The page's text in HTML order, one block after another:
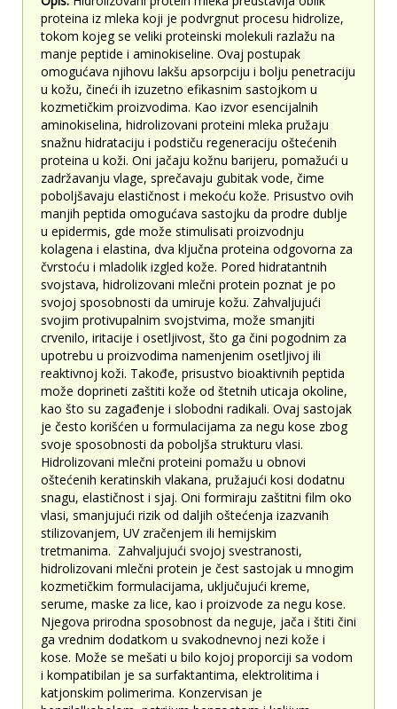
proteina iz mleka koji je podvrgnut procesu hidrolize,
tokom kojeg se veliki proteinski molekuli razlažu na
manje peptide i aminokiseline. Ovaj postupak
omogućava njihovu lakšu apsorpciju i bolju penetraciju
u kožu, čineći ih izuzetno efikasnim sastojkom u
kozmetičkim proizvodima. Kao izvor esencijalnih
aminokiselina, hidrolizovani proteini mleka pružaju
snažnu hidrataciju i podstiču regeneraciju oštećenih
proteina u koži. Oni jačaju kožnu barijeru, pomažući u
zadržavanju vlage, sprečavaju gubitak vode, čime
poboljšavaju elastičnost i mekoću kože. Prisustvo ovih
manjih peptida omogućava sastojku da prodre dublje
u epidermis, gde može stimulisati proizvodnju
kolagena i elastina, dva ključna proteina odgovorna za
čvrstoću i mladolik izgled kože. Pored hidratantnih
svojstava, hidrolizovani mlečni protein poznat je po
svojoj sposobnosti da umiruje kožu. Zahvaljujući
svojim protivupalnim svojstvima, može smanjiti
crvenilo, iritacije i osetljivost, što ga čini pogodnim za
upotrebu u proizvodima namenjenim osetljivoj ili
reaktivnoj koži. Takođe, prisustvo bioaktivnih peptida
može doprineti zaštiti kože od štetnih uticaja okoline,
kao što su zagađenje i slobodni radikali. Ovaj sastojak
je često korišćen u formulacijama za negu kose zbog
svoje sposobnosti da poboljša strukturu vlasi.
Hidrolizovani mlečni proteini pomažu u obnovi
oštećenih keratinskih vlakana, pružajući kosi dodatnu
snagu, elastičnost i sjaj. Oni formiraju zaštitni film oko
vlasi, smanjujući rizik od daljih oštećenja izazvanih
stilizovanjem, UV zračenjem ili hemijskim
tretmanima. Zahvaljujući svojoj svestranosti,
hidrolizovani mlečni protein je čest sastojak u mnogim
kozmetičkim formulacijama, uključujući kreme,
serume, maske za lice, kao i proizvode za negu kose.
Njegova prirodna sposobnost da neguje, jača i štiti čini
ga vrednim dodatkom u svakodnevnoj nezi kože i
kose. Može se mešati u bilo kojoj proporciji sa vodom
i kompatibilan je sa surfaktantima, elektrolitima i
katjonskim polimerima. Konzervisan je